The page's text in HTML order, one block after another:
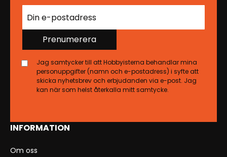
INFORMATION
Om oss
Prenumerera
Jag samtycker till att Hobbyisterna behandlar mina
personuppgifter (namn och e-postadress) i syfte att
skicka nyhetsbrev och erbjudanden via e-post. Jag
kan när som helst återkalla mitt samtycke.